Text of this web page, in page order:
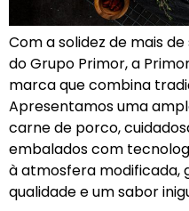
Com a solidez de mais
do Grupo Primor, a
marca que combina
Apresentamos uma
carne de porco,
embalados com
à atmosfera modificada,
qualidade e um sabor